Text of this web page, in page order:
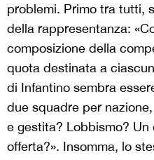
problemi. Primo tra tutti,
della rappresentanza:
composizione della
quota destinata a
di Infantino sembra
due squadre per
e gestita? Lobbismo?
offerta?». Insomma, lo